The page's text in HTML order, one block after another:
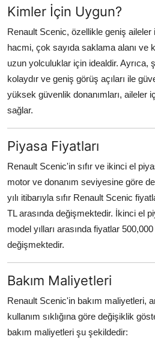
Kimler İçin Uygun?
Renault Scenic, özellikle geniş
hacmi, çok sayıda saklama alanı ve
uzun yolculuklar için idealdir. Ayrıca,
kolaydır ve geniş görüş açıları ile
yüksek güvenlik donanımları, aileler
sağlar.
Piyasa Fiyatları
Renault Scenic'in sıfır ve ikinci el
motor ve donanım seviyesine göre
yılı itibarıyla sıfır Renault Scenic
TL arasında değişmektedir. İkinci el
model yılları arasında fiyatlar
değişmektedir.
Bakım Maliyetleri
Renault Scenic'in bakım maliyetleri,
kullanım sıklığına göre değişiklik
bakım maliyetleri şu şekildedir: